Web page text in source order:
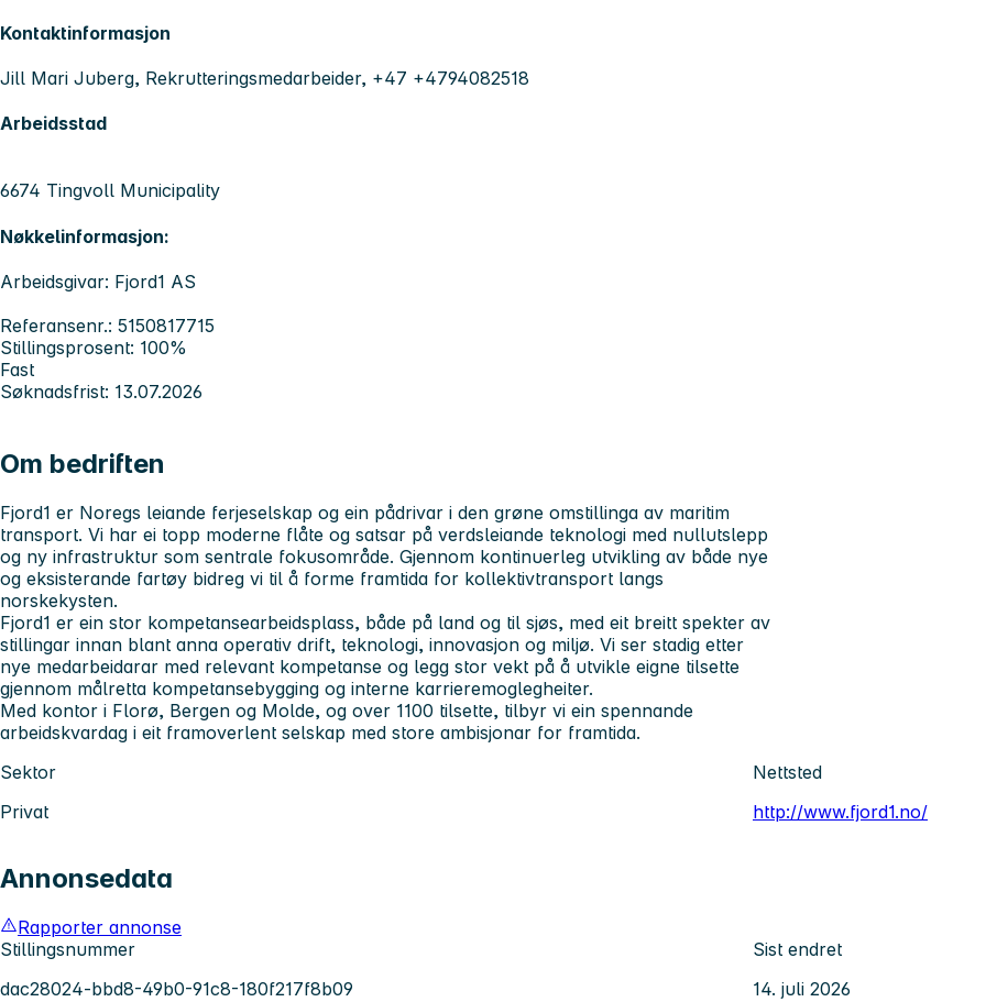
Kontaktinformasjon
Jill Mari Juberg, Rekrutteringsmedarbeider, +47 +4794082518
Arbeidsstad
6674 Tingvoll Municipality
Nøkkelinformasjon:
Arbeidsgivar: Fjord1 AS
Referansenr.: 5150817715
Stillingsprosent: 100%
Fast
Søknadsfrist: 13.07.2026
Om bedriften
Fjord1 er Noregs leiande ferjeselskap og ein pådrivar i den grøne omstillinga av maritim
transport. Vi har ei topp moderne flåte og satsar på verdsleiande teknologi med nullutslepp
og ny infrastruktur som sentrale fokusområde. Gjennom kontinuerleg utvikling av både nye
og eksisterande fartøy bidreg vi til å forme framtida for kollektivtransport langs
norskekysten.
Fjord1 er ein stor kompetansearbeidsplass, både på land og til sjøs, med eit breitt spekter av
stillingar innan blant anna operativ drift, teknologi, innovasjon og miljø. Vi ser stadig etter
nye medarbeidarar med relevant kompetanse og legg stor vekt på å utvikle eigne tilsette
gjennom målretta kompetansebygging og interne karrieremoglegheiter.
Med kontor i Florø, Bergen og Molde, og over 1100 tilsette, tilbyr vi ein spennande
arbeidskvardag i eit framoverlent selskap med store ambisjonar for framtida.
Sektor
Privat
Nettsted
http://www.fjord1.no/
Annonsedata
Rapporter annonse
Stillingsnummer
dac28024-bbd8-49b0-91c8-180f217f8b09
Sist endret
14. juli 2026